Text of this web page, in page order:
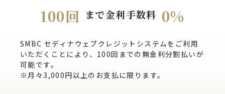
100回 まで金利手数料 0%
SMBC セディナウェブクレジットシステムをご利用
いただくことにより、100回までの無金利分割払いが
可能です。
※月々3,000円以上のお支払に限ります。